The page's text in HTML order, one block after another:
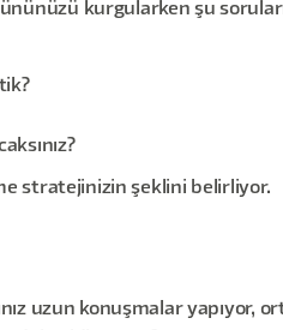
kurgularken şu
stratejinizin şeklini belirliyor.
uzun konuşmalar yapıyor,